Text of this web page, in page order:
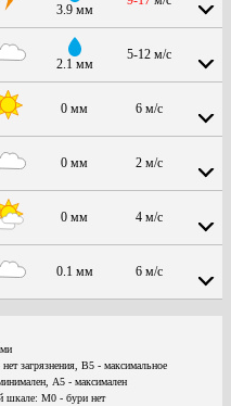
3.9 мм
2.1 мм
5-12 м/с
0 мм 6 м/с
0 мм 2 м/с
0 мм 4 м/с
0.1 мм 6 м/с
загрязнения, В5 - максимальное
А5 - максимален
шкале: М0 - бури нет